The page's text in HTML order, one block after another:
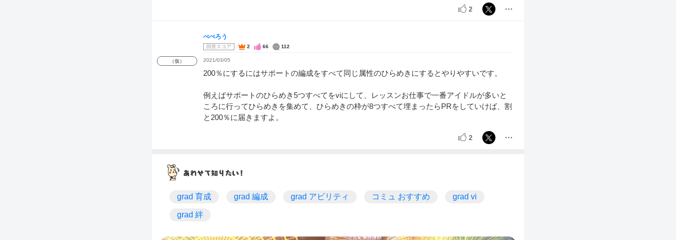
2
（仮）
ぺぺろう
回答スコア 2 66 112
2021/03/05
200％にするにはサポートの編成をすべて同じ属性のひらめきにするとやりやすいです。
例えばサポートのひらめき5つすべてをviにして、レッスンお仕事で一番アイドルが多いと
ころに行ってひらめきを集めて、ひらめきの枠が8つすべて埋まったらPRをしていけば、割
と200％に届きますよ。
2
grad 育成 grad 編成 grad アビリティ コミュ おすすめ grad vi
grad 絆